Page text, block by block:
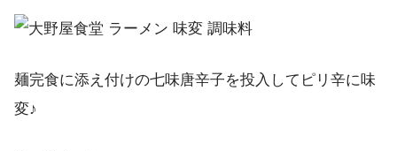
麺完食に添え付けの七味唐辛子を投入してピリ辛に味
変♪